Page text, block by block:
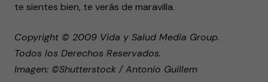
te sientes bien, te verás de maravilla.
Copyright © 2009 Vida y Salud Media Group.
Todos los Derechos Reservados.
Imagen: ©Shutterstock / Antonio Guillem